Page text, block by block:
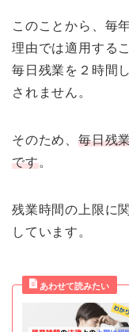
このことから、毎
理由では適用する
毎日残業を２時間
されません。
そのため、 毎日残
です。
残業時間の上限に
しています。